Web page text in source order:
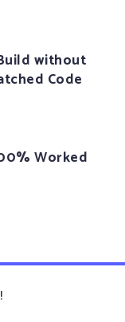
without
Code
Worked